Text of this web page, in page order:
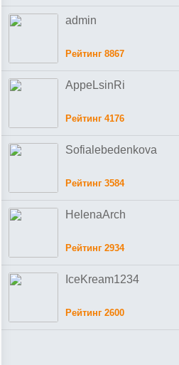
admin
Рейтинг 8867
AppeLsinRi
Рейтинг 4176
Sofialebedenkova
Рейтинг 3584
HelenaArch
Рейтинг 2934
IceKream1234
Рейтинг 2600